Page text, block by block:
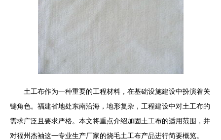
土工布作为一种重要的工程材料，在基础设施建设中扮演着关
键角色。福建省地处东南沿海，地形复杂，工程建设中对土工布的
需求广泛且要求严格。本文将重点介绍加固土工布的适用范围，并
对福州杰袖这一专业生产厂家的烧毛土工布产品进行简要概览。